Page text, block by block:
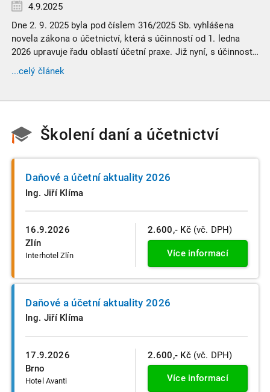
4.9.2025
Dne 2. 9. 2025 byla pod číslem 316/2025 Sb. vyhlášena
novela zákona o účetnictví, která s účinností od 1. ledna
2026 upravuje řadu oblastí účetní praxe. Již nyní, s účinností
od 3. září 2025, platí nová, zvýšená kritéria pro zařazení firem
do velikostních a použijí se zpětně již pro účetní období
...celý článek
Školení daní a účetnictví
16.9.2026
Zlín
Interhotel Zlín
Daňové a účetní aktuality 2026
Ing. Jiří Klíma
2.600,- Kč (vč. DPH)
Více informací
17.9.2026
Brno
Hotel Avanti
Daňové a účetní aktuality 2026
Ing. Jiří Klíma
2.600,- Kč (vč. DPH)
Více informací